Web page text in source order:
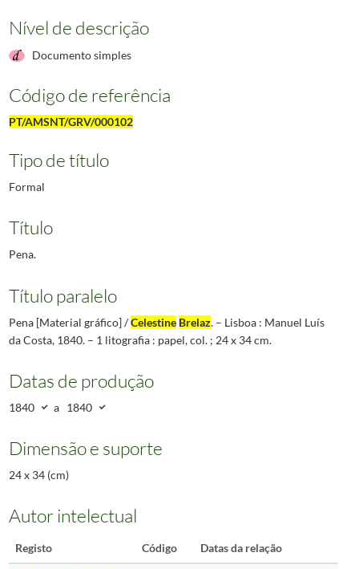
Nível de descrição
Documento simples
Código de referência
PT/AMSNT/GRV/000102
Tipo de título
Formal
Título
Pena.
Título paralelo
Pena [Material gráfico] /Celestine Brelaz. – Lisboa : Manuel Luís
da Costa, 1840. – 1 litografia : papel, col. ; 24 x 34 cm.
Datas de produção
1840 a 1840
Dimensão e suporte
24 x 34 (cm)
Autor intelectual
Registo Código Datas da relação